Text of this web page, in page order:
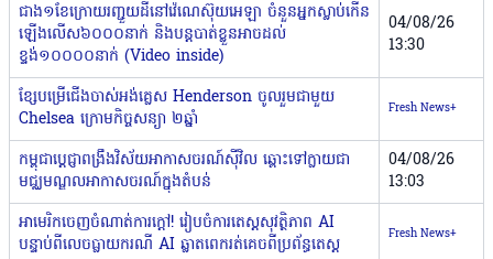
ជាង១ខែក្រោយរញ្ជួយដីនៅវ៉េណេស៊ុយអេឡា ចំនួនអ្នកស្លាប់កើន
ឡើងលើស៦០០០នាក់ និងបន្តបាត់ខ្លួនអាចដល់
ខ្ទង់១០០០០នាក់ (Video inside)
04/08/26
13:30
ខ្សែបម្រើជើងចាស់អង់គ្លេស Henderson ចូលរួមជាមួយ
Chelsea ក្រោមកិច្ចសន្យា ២ឆ្នាំ
Fresh News+
កម្ពុជាប្តេជ្ញាពង្រឹងវិស័យអាកាសចរណ៍ស៊ីវិល ឆ្ពោះទៅក្លាយជា
មជ្ឈមណ្ឌលអាកាសចរណ៍ក្នុងតំបន់
04/08/26
13:03
អាមេរិកចេញចំណាត់ការក្តៅ! រៀបចំការតេស្តសុវត្ថិភាព AI
បន្ទាប់ពីលេចធ្លាយករណី AI ឆ្លាតពេករត់គេចពីប្រព័ន្ធតេស្ត
Fresh News+